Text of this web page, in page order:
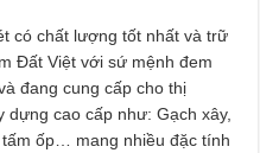
có chất lượng tốt nhất và trữ
Đất Việt với sứ mệnh đem
đang cung cấp cho thị
cao cấp như: Gạch xây,
ốp… mang nhiều đặc tính